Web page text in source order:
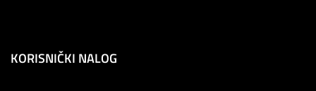
KORISNIČKI NALOG